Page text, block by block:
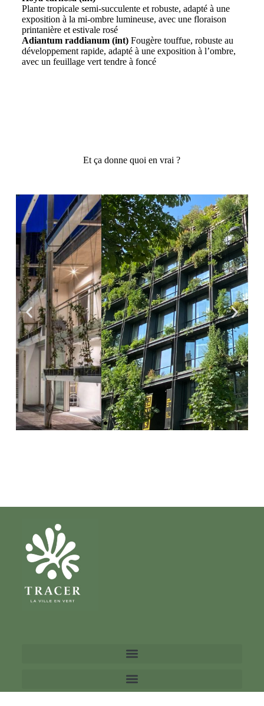
Plante tropicale semi-succulente et robuste, adapté à une
exposition à la mi-ombre lumineuse, avec une floraison
printanière et estivale rosé
Adiantum raddianum (int)Fougère touffue, robuste au
développement rapide, adapté à une exposition à l’ombre,
avec un feuillage vert tendre à foncé
Et ça donne quoi en vrai ?
façade principale côté rue de l'hôtel.